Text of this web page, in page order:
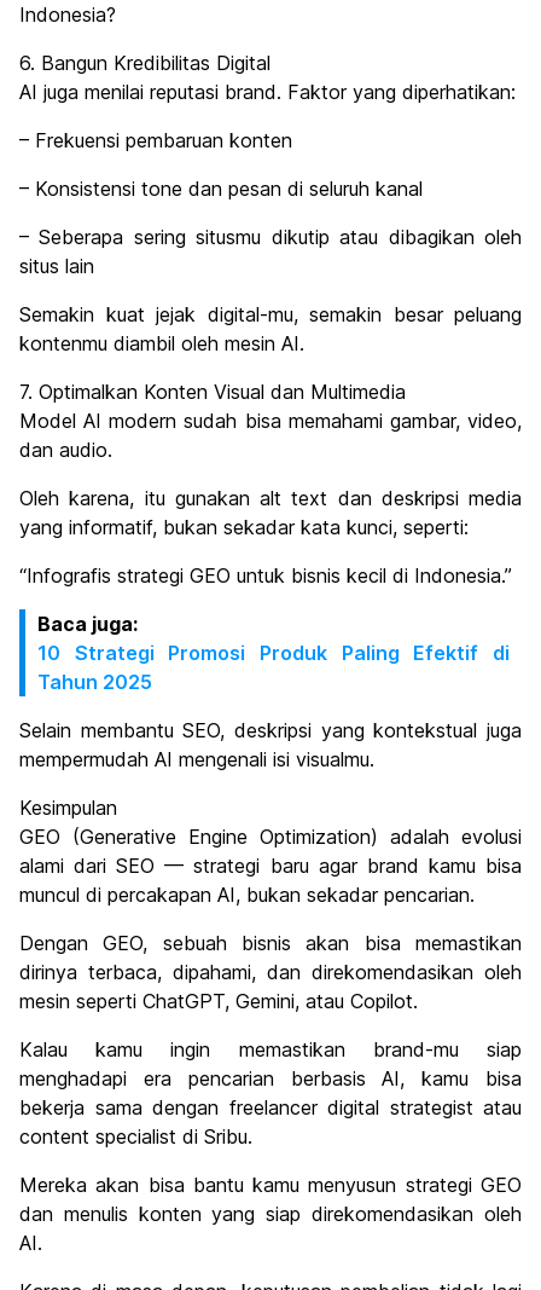
Indonesia?
6. Bangun Kredibilitas Digital
AI juga menilai reputasi brand. Faktor yang diperhatikan:
– Frekuensi pembaruan konten
– Konsistensi tone dan pesan di seluruh kanal
– Seberapa sering situsmu dikutip atau dibagikan oleh
situs lain
Semakin kuat jejak digital-mu, semakin besar peluang
kontenmu diambil oleh mesin AI.
7. Optimalkan Konten Visual dan Multimedia
Model AI modern sudah bisa memahami gambar, video,
dan audio.
Oleh karena, itu gunakan alt text dan deskripsi media
yang informatif, bukan sekadar kata kunci, seperti:
“Infografis strategi GEO untuk bisnis kecil di Indonesia.”
Baca juga:
10 Strategi Promosi Produk Paling Efektif di
Tahun 2025
Selain membantu SEO, deskripsi yang kontekstual juga
mempermudah AI mengenali isi visualmu.
Kesimpulan
GEO (Generative Engine Optimization) adalah evolusi
alami dari SEO — strategi baru agar brand kamu bisa
muncul di percakapan AI, bukan sekadar pencarian.
Dengan GEO, sebuah bisnis akan bisa memastikan
dirinya terbaca, dipahami, dan direkomendasikan oleh
mesin seperti ChatGPT, Gemini, atau Copilot.
Kalau kamu ingin memastikan brand-mu siap
menghadapi era pencarian berbasis AI, kamu bisa
bekerja sama dengan freelancer digital strategist atau
content specialist di Sribu.
Mereka akan bisa bantu kamu menyusun strategi GEO
dan menulis konten yang siap direkomendasikan oleh
AI.